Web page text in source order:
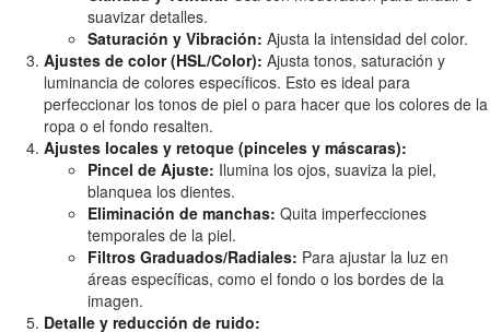
suavizar detalles.
Saturación y Vibración: Ajusta la intensidad del color.
Ajustes de color (HSL/Color): Ajusta tonos, saturación y
luminancia de colores específicos. Esto es ideal para
perfeccionar los tonos de piel o para hacer que los colores de la
ropa o el fondo resalten.
Ajustes locales y retoque (pinceles y máscaras):
Pincel de Ajuste: Ilumina los ojos, suaviza la piel,
blanquea los dientes.
Eliminación de manchas: Quita imperfecciones
temporales de la piel.
Filtros Graduados/Radiales: Para ajustar la luz en
áreas específicas, como el fondo o los bordes de la
imagen.
Detalle y reducción de ruido: